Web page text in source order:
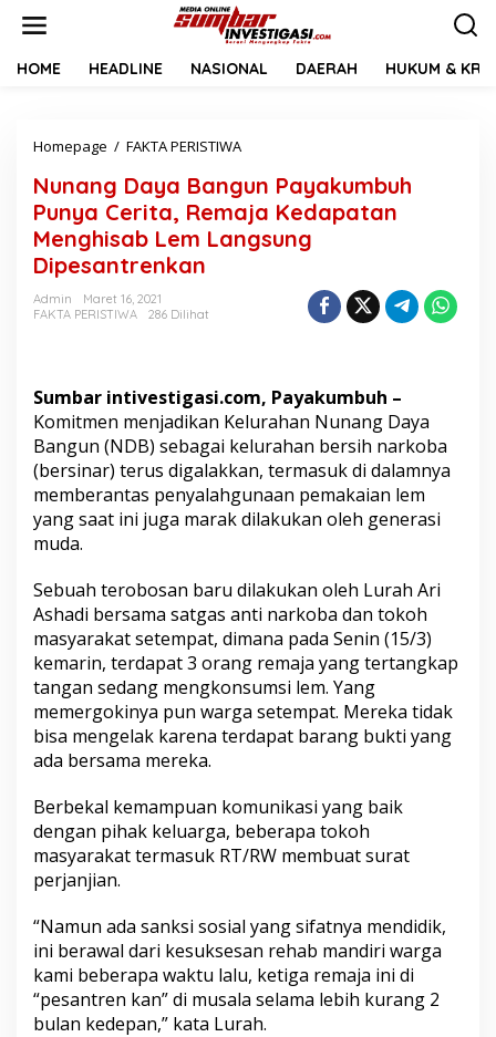
HOME HEADLINE NASIONAL DAERAH HUKUM &
Homepage / FAKTA PERISTIWA
n
a
n
g
g
u
n
P
y
a
m
u
h
P
u
n
y
a
r
i
t
a
e
m
a
j
a
K
Nunang Daya Bangun Payakumbuh
Punya Cerita, Remaja Kedapatan
Menghisab Lem Langsung
Dipesantrenkan
Admin
Maret 16, 2021
FAKTA PERISTIWA
286 Dilihat
Sumbar intivestigasi.com, Payakumbuh –
Komitmen menjadikan Kelurahan Nunang Daya
Bangun (NDB) sebagai kelurahan bersih narkoba
(bersinar) terus digalakkan, termasuk di dalamnya
memberantas penyalahgunaan pemakaian lem
yang saat ini juga marak dilakukan oleh generasi
muda.
Sebuah terobosan baru dilakukan oleh Lurah Ari
Ashadi bersama satgas anti narkoba dan tokoh
masyarakat setempat, dimana pada Senin (15/3)
kemarin, terdapat 3 orang remaja yang tertangkap
tangan sedang mengkonsumsi lem. Yang
memergokinya pun warga setempat. Mereka tidak
bisa mengelak karena terdapat barang bukti yang
ada bersama mereka.
Berbekal kemampuan komunikasi yang baik
dengan pihak keluarga, beberapa tokoh
masyarakat termasuk RT/RW membuat surat
perjanjian.
“Namun ada sanksi sosial yang sifatnya mendidik,
ini berawal dari kesuksesan rehab mandiri warga
kami beberapa waktu lalu, ketiga remaja ini di
“pesantren kan” di musala selama lebih kurang 2
bulan kedepan,” kata Lurah.